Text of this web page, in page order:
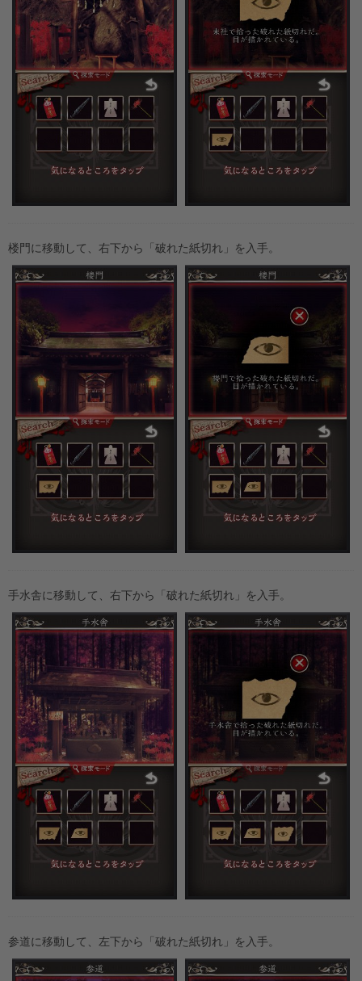
楼門に移動して、右下から「破れた紙切れ」を入手。
手水舎に移動して、右下から「破れた紙切れ」を入手。
参道に移動して、左下から「破れた紙切れ」を入手。